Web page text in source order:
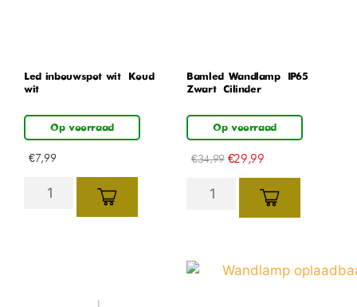
Led inbouwspot wit – Koud
wit
Op voorraad
€7,99
Bamled Wandlamp – IP65 –
Zwart – Cilinder
Op voorraad
€34,99 €29,99